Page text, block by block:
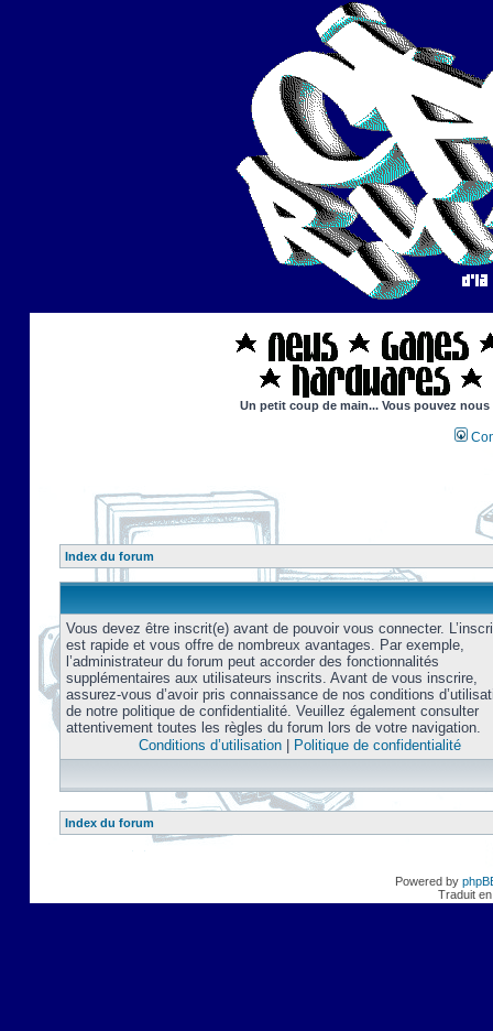
Un petit coup de main... Vous pouvez
Index du forum
Vous devez être inscrit(e) avant de pouvoir vous connecter.
est rapide et vous offre de nombreux avantages. Par exemple,
l’administrateur du forum peut accorder des fonctionnalités
supplémentaires aux utilisateurs inscrits. Avant de vous inscrire,
assurez-vous d’avoir pris connaissance de nos conditions
de notre politique de confidentialité. Veuillez également consulter
attentivement toutes les règles du forum lors de votre navigation.
Conditions d’utilisation| Politique de confidentialité
Index du forum
Powered by
Traduit